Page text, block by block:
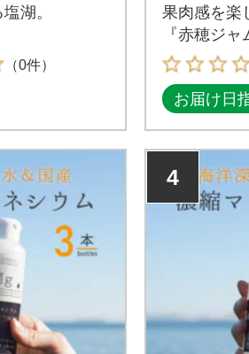
湖。
（0件）
果肉感を楽
『赤穂ジ
種各1本)
お届け日
4